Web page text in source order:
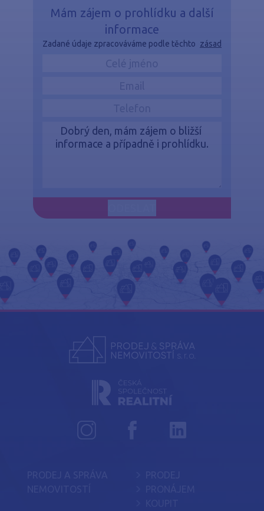
Mám zájem o prohlídku a další
informace
Zadané údaje zpracováváme podle těchto zásad